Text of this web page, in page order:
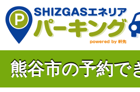
熊谷市の予約で